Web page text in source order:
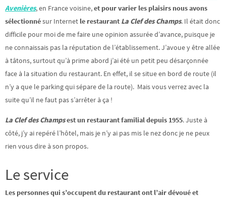
Avenières, en France voisine,et pour varier les plaisirs nous avons
sélectionnésur Internet le restaurant La Clef des Champs. Il était donc
difficile pour moi de me faire une opinion assurée d’avance, puisque je
ne connaissais pas la réputation de l’établissement. J’avoue y être allée
à tâtons, surtout qu’à prime abord j’ai été un petit peu désarçonnée
face à la situation du restaurant. En effet, il se situe en bord de route (il
n’y a que le parking qui sépare de la route). Mais vous verrez avec la
suite qu’il ne faut pas s’arrêter à ça !
La Clef des Champsest un restaurant familial depuis 1955. Juste à
côté, j’y ai repéré l’hôtel, mais je n’y ai pas mis le nez donc je ne peux
rien vous dire à son propos.
Le service
Les personnes qui s’occupent du restaurant ont l’air dévoué et